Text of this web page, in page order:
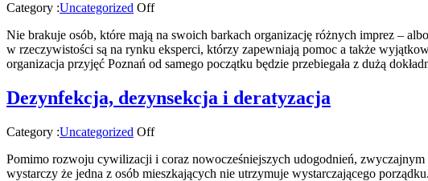
Category :Uncategorized Off
Nie brakuje osób, które mają na swoich barkach organizację różnych imprez –
w rzeczywistości są na rynku eksperci, którzy zapewniają pomoc a także
organizacja przyjęć Poznań od samego początku będzie przebiegała z dużą
Dezynfekcja, dezynsekcja i deratyzacja
Category :Uncategorized Off
Pomimo rozwoju cywilizacji i coraz nowocześniejszych udogodnień,
wystarczy że jedna z osób mieszkających nie utrzymuje wystarczającego